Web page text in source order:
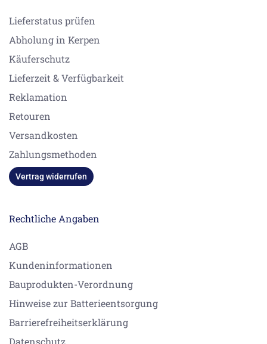
Lieferstatus prüfen
Abholung in Kerpen
Käuferschutz
Lieferzeit & Verfügbarkeit
Reklamation
Retouren
Versandkosten
Zahlungsmethoden
Vertrag widerrufen
Rechtliche Angaben
AGB
Kundeninformationen
Bauprodukten-Verordnung
Hinweise zur Batterieentsorgung
Barrierefreiheitserklärung
Datenschutz